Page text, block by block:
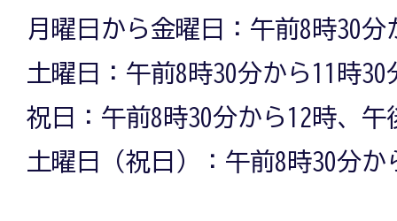
月曜日から金曜日：午前8時30分
土曜日：午前8時30分から11時30
祝日：午前8時30分から12時、午
土曜日（祝日）：午前8時30分か